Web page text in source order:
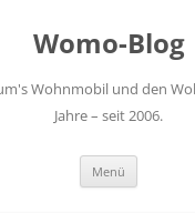
Womo-Blog
Wohnmobil und den
Jahre – seit 2006.
Menü